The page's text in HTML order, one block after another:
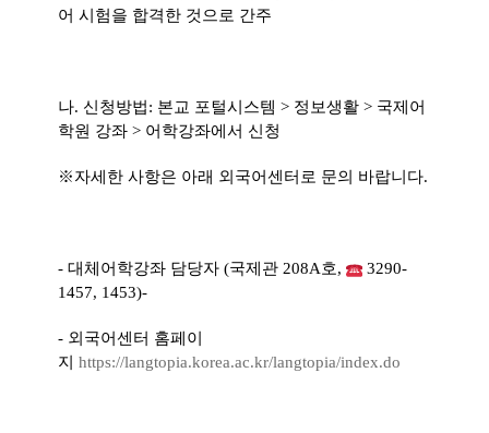
어 시험을 합격한 것으로 간주
나. 신청방법: 본교 포털시스템 > 정보생활 > 국제어
학원 강좌 > 어학강좌에서 신청
※자세한 사항은 아래 외국어센터로 문의 바랍니다.
- 대체어학강좌 담당자 (국제관 208A호,
3290-
1457, 1453)-
- 외국어센터 홈페이
지 https://langtopia.korea.ac.kr/langtopia/index.do